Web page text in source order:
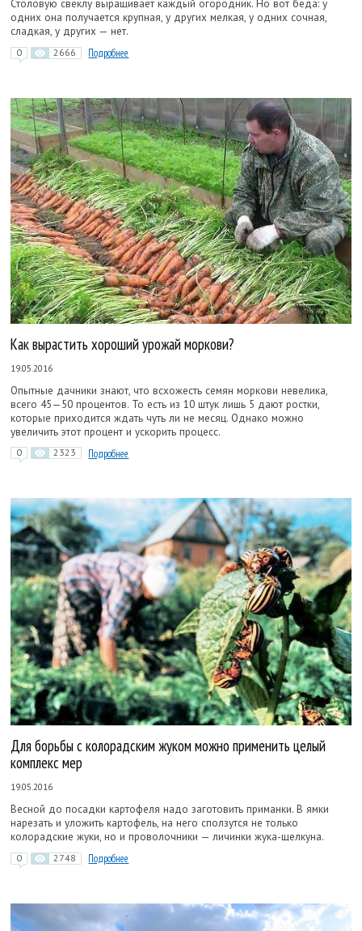
Столовую свеклу выращивает каждый огородник. Но вот беда: у
одних она получается крупная, у других мелкая, у одних сочная,
сладкая, у других — нет.
0 2666 Подробнее
Как вырастить хороший урожай моркови?
19.05.2016
Опытные дачники знают, что всхожесть семян моркови невелика,
всего 45—50 процентов. То есть из 10 штук лишь 5 дают ростки,
которые приходится ждать чуть ли не месяц. Однако можно
увеличить этот процент и ускорить процесс.
0 2323 Подробнее
Для борьбы с колорадским жуком можно применить целый
комплекс мер
19.05.2016
Весной до посадки картофеля надо заготовить приманки. В ямки
нарезать и уложить картофель, на него сползутся не только
колорадские жуки, но и проволочники — личинки жука-щелкуна.
0 2748 Подробнее